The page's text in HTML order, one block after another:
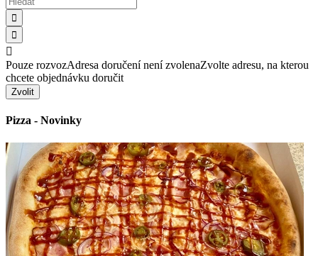



Pouze rozvozAdresa doručení není zvolenaZvolte adresu, na kterou
chcete objednávku doručit
Zvolit
Pizza - Novinky